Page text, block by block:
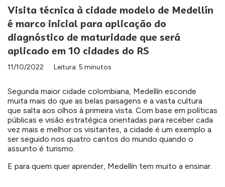
Visita técnica à cidade modelo de Medellín
é marco inicial para aplicação do
diagnóstico de maturidade que será
aplicado em 10 cidades do RS
11/10/2022 Leitura: 5 minutos
Segunda maior cidade colombiana, Medellín esconde
muita mais do que as belas paisagens e a vasta cultura
que salta aos olhos à primeira vista. Com base em políticas
públicas e visão estratégica orientadas para receber cada
vez mais e melhor os visitantes, a cidade é um exemplo a
ser seguido nos quatro cantos do mundo quando o
assunto é turismo.
E para quem quer aprender, Medellín tem muito a ensinar.